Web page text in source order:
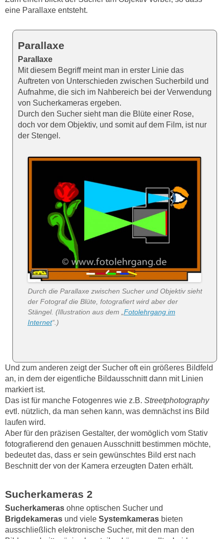
eine Parallaxe entsteht.
Parallaxe
Parallaxe
Mit diesem Begriff meint man in erster Linie das
Auftreten von Unterschieden zwischen Sucherbild und
Aufnahme, die sich im Nahbereich bei der Verwendung
von Sucherkameras ergeben.
Durch den Sucher sieht man die Blüte einer Rose,
doch vor dem Objektiv, und somit auf dem Film, ist nur
der Stengel.
Durch die Parallaxe zwischen Sucher und Objektiv sieht
der Fotograf die Blüte, fotografiert wird aber der
Stängel. (Illustration aus dem „Fotolehrgang im
Internet“.)
Und zum anderen zeigt der Sucher oft ein größeres Bildfeld
an, in dem der eigentliche Bildausschnitt dann mit Linien
markiert ist.
Das ist für manche Fotogenres wie z.B. Streetphotography
evtl. nützlich, da man sehen kann, was demnächst ins Bild
laufen wird.
Aber für den präzisen Gestalter, der womöglich vom Stativ
fotografierend den genauen Ausschnitt bestimmen möchte,
bedeutet das, dass er sein gewünschtes Bild erst nach
Beschnitt der von der Kamera erzeugten Daten erhält.
Sucherkameras 2
Sucherkameras ohne optischen Sucher und
Brigdekameras und viele Systemkameras bieten
ausschließlich elektronische Sucher, mit den man den